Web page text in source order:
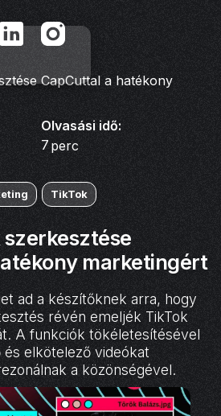
CapCuttal a hatékony
Olvasási idő:
7 perc
TikTok
marketingért
ad a készítőknek arra, hogy
révén emeljék TikTok
A funkciók tökéletesítésével
és elkötelező videókat
a közönségével.